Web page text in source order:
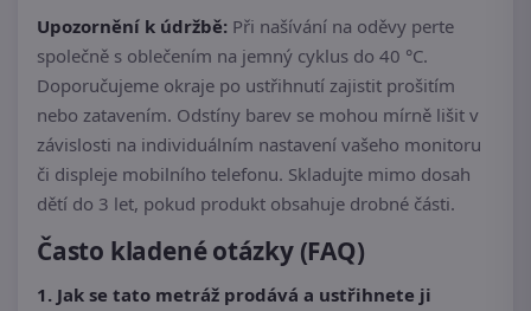
Upozornění k údržbě: Při našívání na oděvy perte
společně s oblečením na jemný cyklus do 40 °C.
Doporučujeme okraje po ustřihnutí zajistit prošitím
nebo zatavením. Odstíny barev se mohou mírně lišit v
závislosti na individuálním nastavení vašeho monitoru
či displeje mobilního telefonu. Skladujte mimo dosah
dětí do 3 let, pokud produkt obsahuje drobné části.
Často kladené otázky (FAQ)
1. Jak se tato metráž prodává a ustřihnete ji